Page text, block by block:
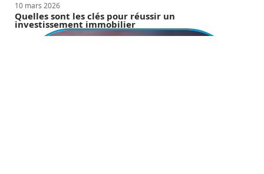
10 mars 2026
Quelles sont les clés pour réussir un
investissement immobilier